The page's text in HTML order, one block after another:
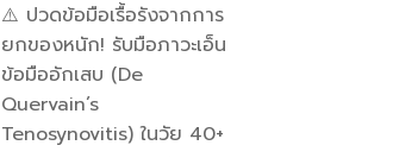
⚠️ ปวดข้อมือเรื้อรังจากการ
ยกของหนัก! รับมือภาวะเอ็น
ข้อมืออักเสบ (De
Quervain’s
Tenosynovitis) ในวัย 40+